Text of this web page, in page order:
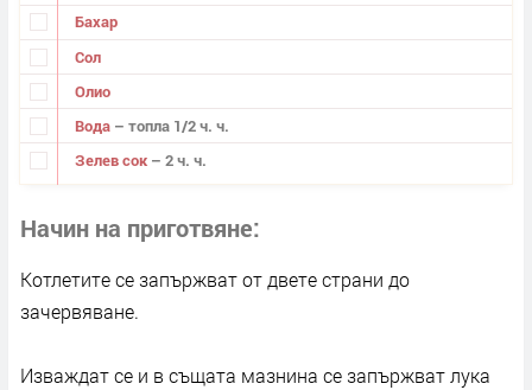
Бахар
Сол
Олио
Вода – топла 1/2 ч. ч.
Зелев сок – 2 ч. ч.
Начин на приготвяне
Котлетите се запържват от двете страни до
зачервяване.
Изваждат се и в същата мазнина се запържват лука